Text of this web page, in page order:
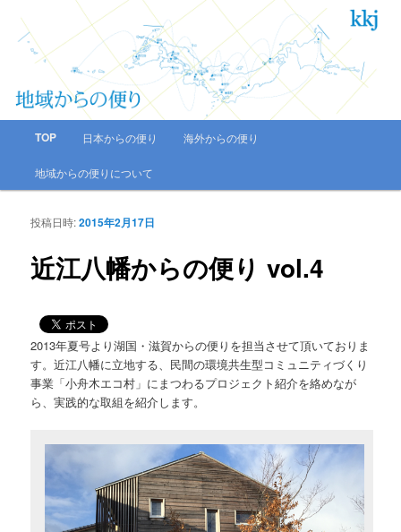
地域からの便り
一般社団法人 環境共生住宅推進協議会
メインコンテンツへ移動
サブコンテンツへ移動
TOP 日本からの便り 海外からの便り
地域からの便りについて
近江八幡からの便り vol.4
投稿日時:2015年2月17日
2013年夏号より湖国・滋賀からの便りを担当させて頂いておりま
す。近江八幡に立地する、民間の環境共生型コミュニティづくり
事業「小舟木エコ村」にまつわるプロジェクト紹介を絡めなが
ら、実践的な取組を紹介します。